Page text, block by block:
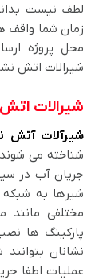
لطف نیست
زمان شما واقف
محل پروژه
شیرالات اتش
شیرالات
شیرآلات آتش
شناخته می
جریان آب در
شیرها به
مختلفی مانند
پارکینگ ها
نشانان
عملیات اطفا